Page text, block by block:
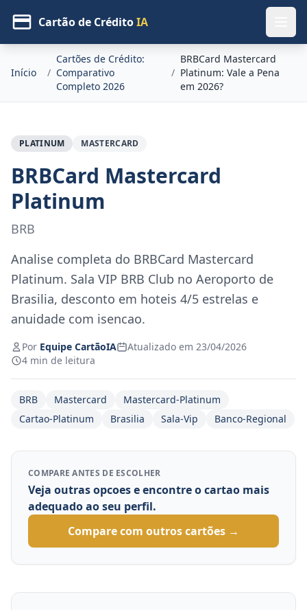
Cartão de CréditoIA
Início /
Cartões de Crédito:
Comparativo
Completo 2026
/
BRBCard Mastercard
Platinum: Vale a Pena
em 2026?
PLATINUM MASTERCARD
BRBCard Mastercard
Platinum
BRB
Analise completa do BRBCard Mastercard
Platinum. Sala VIP BRB Club no Aeroporto de
Brasilia, desconto em hoteis 4/5 estrelas e
anuidade com isencao.
Por Equipe CartãoIA
Atualizado em 23/04/2026
4 min de leitura
BRB Mastercard
Mastercard-Platinum
Cartao-Platinum
Brasilia Sala-Vip Banco-Regional
COMPARE ANTES DE ESCOLHER
Veja outras opcoes e encontre o cartao mais
adequado ao seu perfil.
Compare com outros cartões →